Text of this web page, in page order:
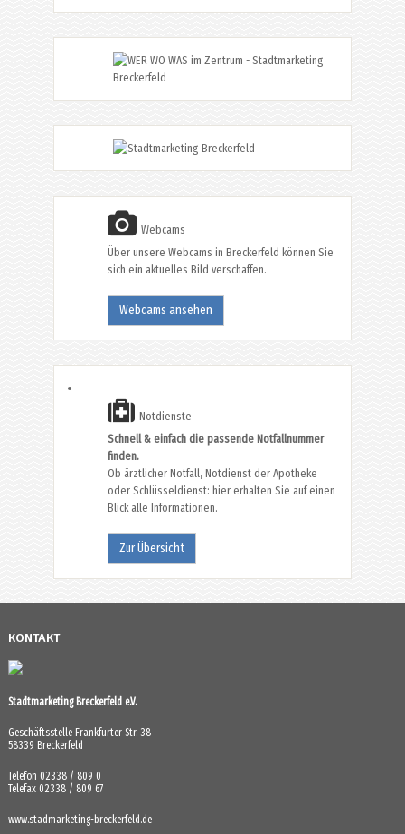
Webcams
Über unsere Webcams in Breckerfeld können Sie
sich ein aktuelles Bild verschaffen.
Webcams ansehen
Notdienste
Schnell & einfach die passende Notfallnummer
finden.
Ob ärztlicher Notfall, Notdienst der Apotheke
oder Schlüsseldienst: hier erhalten Sie auf einen
Blick alle Informationen.
Zur Übersicht
KONTAKT
Stadtmarketing Breckerfeld e.V.
Geschäftsstelle Frankfurter Str. 38
58339 Breckerfeld
Telefon 02338 / 809 0
Telefax 02338 / 809 67
www.stadmarketing-breckerfeld.de